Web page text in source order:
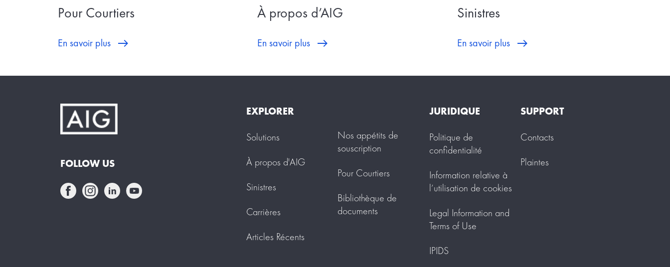
Pour Courtiers
En savoir plus
À propos d’AIG
En savoir plus
Sinistres
En savoir plus
FOLLOW US
EXPLORER
Solutions
À propos d'AIG
Sinistres
Carrières
Articles Récents
Nos appétits de
souscription
Pour Courtiers
Bibliothèque de
documents
JURIDIQUE
Politique de
confidentialité
Information relative à
l’utilisation de cookies
Legal Information and
Terms of Use
IPIDS
SUPPORT
Contacts
Plaintes